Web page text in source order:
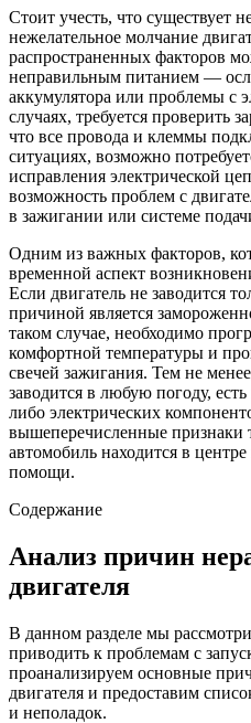
Стоит учесть, что существует
нежелательное молчание
распространенных факторов
неправильным питанием —
аккумулятора или проблемы с
случаях, требуется проверить
что все провода и клеммы
ситуациях, возможно
исправления электрической
возможность проблем с
в зажигании или системе
Одним из важных факторов,
временной аспект
Если двигатель не заводится
причиной является
таком случае, необходимо
комфортной температуры и
свечей зажигания. Тем не
заводится в любую погоду,
либо электрических
вышеперечисленные признаки
автомобиль находится в
помощи.
Содержание
Анализ причин
двигателя
В данном разделе мы
приводить к проблемам с
проанализируем основные
двигателя и предоставим
и неполадок.